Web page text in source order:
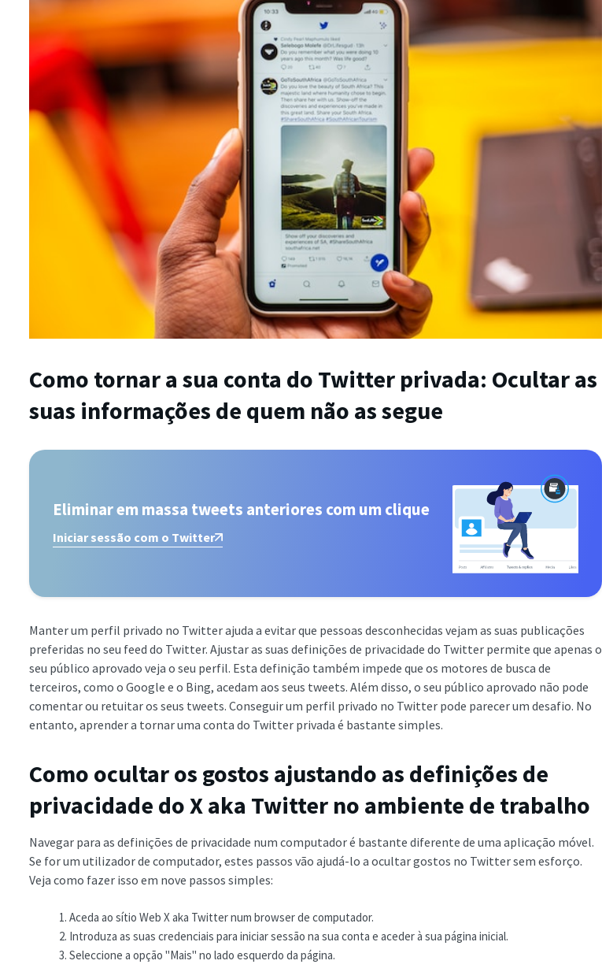
Como tornar a sua conta do Twitter privada: Ocultar as
suas informações de quem não as segue
Eliminar em massa tweets anteriores com um clique
Iniciar sessão com o Twitter
Manter um perfil privado no Twitter ajuda a evitar que pessoas desconhecidas vejam as suas publicações
preferidas no seu feed do Twitter. Ajustar as suas definições de privacidade do Twitter permite que apenas o
seu público aprovado veja o seu perfil. Esta definição também impede que os motores de busca de
terceiros, como o Google e o Bing, acedam aos seus tweets. Além disso, o seu público aprovado não pode
comentar ou retuitar os seus tweets. Conseguir um perfil privado no Twitter pode parecer um desafio. No
entanto, aprender a tornar uma conta do Twitter privada é bastante simples.
Como ocultar os gostos ajustando as definições de
privacidade do X aka Twitter no ambiente de trabalho
Navegar para as definições de privacidade num computador é bastante diferente de uma aplicação móvel.
Se for um utilizador de computador, estes passos vão ajudá-lo a ocultar gostos no Twitter sem esforço.
Veja como fazer isso em nove passos simples:
Aceda ao sítio Web X aka Twitter num browser de computador.
Introduza as suas credenciais para iniciar sessão na sua conta e aceder à sua página inicial.
Seleccione a opção "Mais" no lado esquerdo da página.